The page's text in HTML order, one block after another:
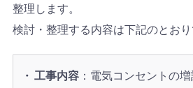
整理します。
検討・整理する内容は下記のとおり
工事内容：電気コンセントの